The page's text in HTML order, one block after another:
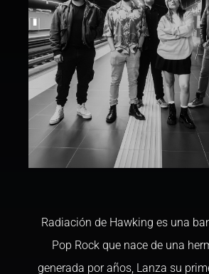
Radiación de Hawking es una
Pop Rock que nace de una
generada por años, Lanza su